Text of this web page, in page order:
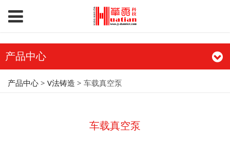
产品中心
车载真空泵
产品中心> V法铸造 > 车载真空泵
车载真空泵